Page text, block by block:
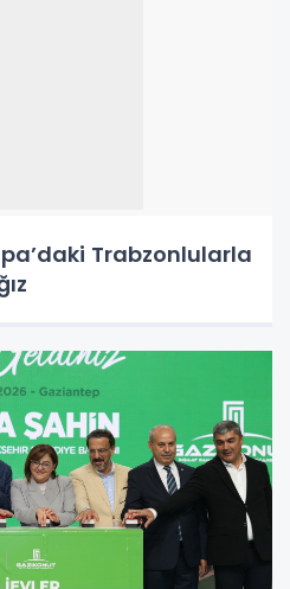
Trabzonlularla